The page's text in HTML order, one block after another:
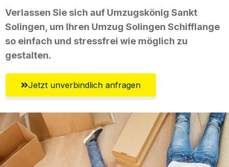
Verlassen Sie sich auf Umzugskönig Sankt
Solingen, um Ihren Umzug Solingen Schifflange
so einfach und stressfrei wie möglich zu
gestalten.
Jetzt unverbindlich anfragen